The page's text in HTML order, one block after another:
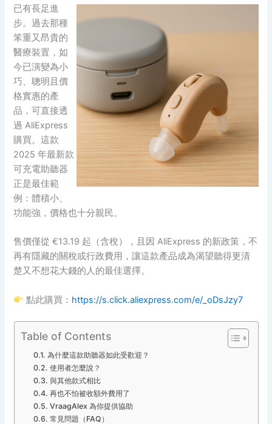
已有長足進
步。過去那種
笨重又昂貴的
醫療裝置，如
今已演變為小
巧、聰明且價
格實惠的產
品，可直接透
過 AliExpress
購買。這款
2025 年最新款
可充電助聽器
正是最佳範
例：體積小、
功能強，價格也十分親民。
售價僅從 €13.19 起（含稅），且因 AliExpress 的新政策，不
再有隱藏的關稅或行政費用，讓這款產品成為渴望聽得更清
楚又不想花大錢的人的最佳選擇。
點此購買： https://s.click.aliexpress.com/e/_oDsJzy7
Table of Contents
為什麼這款助聽器如此受歡迎？
使用者怎麼說？
與其他款式相比
再也不怕被收額外費用了
VraagAlex 為你提供協助
常見問題（FAQ）